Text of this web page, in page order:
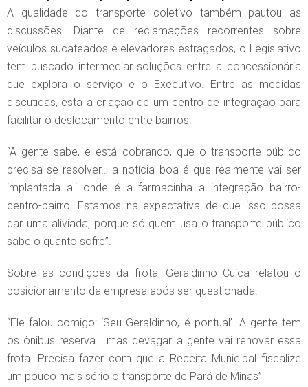
A qualidade do transporte coletivo também pautou as
discussões. Diante de reclamações recorrentes sobre
veículos sucateados e elevadores estragados, o Legislativo
tem buscado intermediar soluções entre a concessionária
que explora o serviço e o Executivo. Entre as medidas
discutidas, está a criação de um centro de integração para
facilitar o deslocamento entre bairros.
“A gente sabe, e está cobrando, que o transporte público
precisa se resolver… a notícia boa é que realmente vai ser
implantada ali onde é a farmacinha a integração bairro-
centro-bairro. Estamos na expectativa de que isso possa
dar uma aliviada, porque só quem usa o transporte público
sabe o quanto sofre”.
Sobre as condições da frota, Geraldinho Cuíca relatou o
posicionamento da empresa após ser questionada.
“Ele falou comigo: ‘Seu Geraldinho, é pontual’. A gente tem
os ônibus reserva… mas devagar a gente vai renovar essa
frota. Precisa fazer com que a Receita Municipal fiscalize
um pouco mais sério o transporte de Pará de Minas”: